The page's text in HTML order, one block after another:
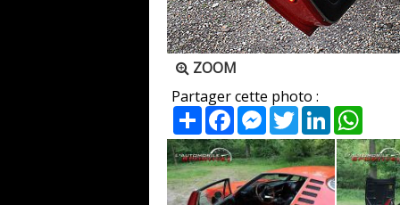
ZOOM
Partager cette photo :
PartagerFacebookMessenger
TwitterLinkedIn